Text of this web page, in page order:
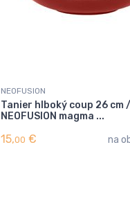
NEOFUSION
Tanier hlboký coup 26 cm /
NEOFUSION magma ...
15,00 € na